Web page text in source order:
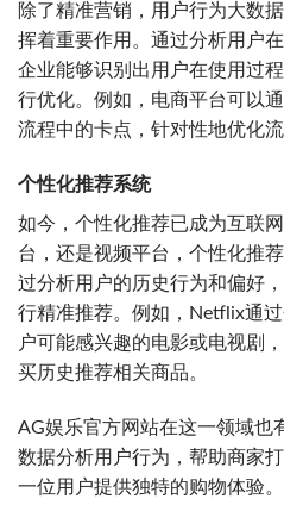
除了精准营销，用户行为大数
挥着重要作用。通过分析用户
企业能够识别出用户在使用过
行优化。例如，电商平台可以
流程中的卡点，针对性地优化
个性化推荐系统
如今，个性化推荐已成为互联
台，还是视频平台，个性化推
过分析用户的历史行为和偏好
行精准推荐。例如，Netflix通
户可能感兴趣的电影或电视剧
买历史推荐相关商品。
AG娱乐官方网站在这一领域也
数据分析用户行为，帮助商家
一位用户提供独特的购物体验。